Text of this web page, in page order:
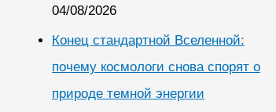
04/08/2026
Конец стандартной Вселенной:
почему космологи снова спорят о
природе темной энергии